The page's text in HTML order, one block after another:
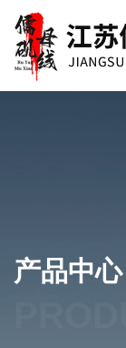
产品中心